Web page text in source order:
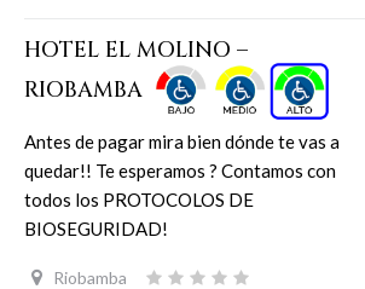
HOTEL EL MOLINO –
RIOBAMBA
Antes de pagar mira bien dónde te vas a
quedar!! Te esperamos ? Contamos con
todos los PROTOCOLOS DE
BIOSEGURIDAD!
Riobamba